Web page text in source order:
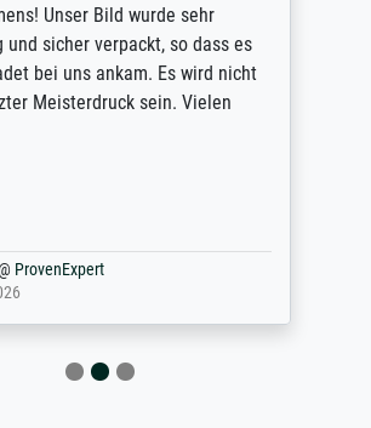
Unser Bild wurde sehr
sicher verpackt, so dass es
bei uns ankam. Es wird nicht
Meisterdruck sein. Vielen
ProvenExpert